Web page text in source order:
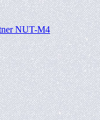
NUT-M4